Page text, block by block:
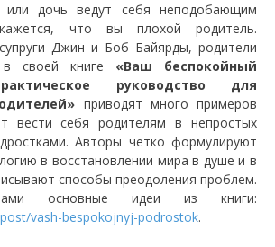
дочь ведут себя неподобающим
что вы плохой родитель.
Джин и Боб Байярды, родители
своей книге «Ваш беспокойный
руководство для
приводят много примеров
вести себя родителям в непростых
Авторы четко формулируют
в восстановлении мира в душе и в
способы преодоления проблем.
основные идеи из книги:
vash-bespokojnyj-podrostok.